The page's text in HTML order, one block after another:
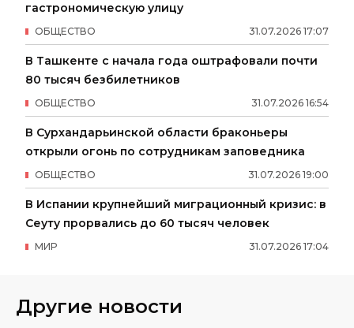
гастрономическую улицу
31.07.2026 17:07
ОБЩЕСТВО
В Ташкенте с начала года оштрафовали почти
80 тысяч безбилетников
31.07.2026 16:54
ОБЩЕСТВО
В Сурхандарьинской области браконьеры
открыли огонь по сотрудникам заповедника
31.07.2026 19:00
ОБЩЕСТВО
В Испании крупнейший миграционный кризис: в
Сеуту прорвались до 60 тысяч человек
31.07.2026 17:04
МИР
Другие новости